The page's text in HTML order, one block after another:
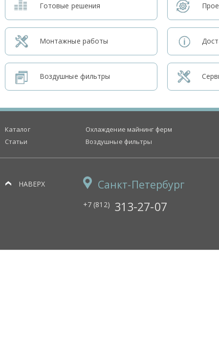
Готовые решения
Монтажные работы
Воздушные фильтры
Каталог
Статьи
Охлаждение майнинг ферм
Воздушные фильтры
НАВЕРХ Санкт-Петербург
+7 (812) 313-27-07